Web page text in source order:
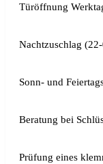
Türöffnung
Nachtzuschlag
Sonn- und
Beratung bei
Prüfung eines